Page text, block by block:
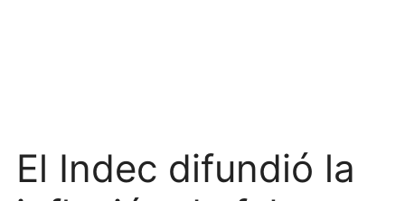
El Indec difundió la